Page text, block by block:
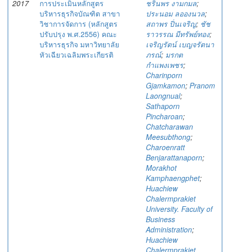
2017
การประเมินหลักสูตร
บริหารธุรกิจบัณฑิต สาขา
วิชาการจัดการ (หลักสูตร
ปรับปรุง พ.ศ.2556) คณะ
บริหารธุรกิจ มหาวิทยาลัย
หัวเฉียวเฉลิมพระเกียรติ
ชรินพร งามกมล;
ประนอม ลอองนวล;
สถาพร ปิ่นเจริญ; ชัช
ราวรรณ มีทรัพย์ทอง;
เจริญรัตน์ เบญจรัตนา
ภรณ์; มรกต
กำแพงเพชร;
Charinporn
Gjamkamon; Pranom
Laongnual;
Sathaporn
Pincharoan;
Chatcharawan
Meesubthong;
Charoenratt
Benjarattanaporn;
Morakhot
Kamphaengphet;
Huachiew
Chalermprakiet
University. Faculty of
Business
Administration;
Huachiew
Chalermprakiet